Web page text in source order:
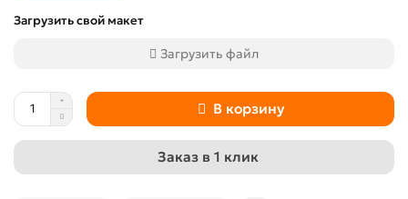
Загрузить свой макет
Загрузить файл
В корзину
Заказ в 1 клик